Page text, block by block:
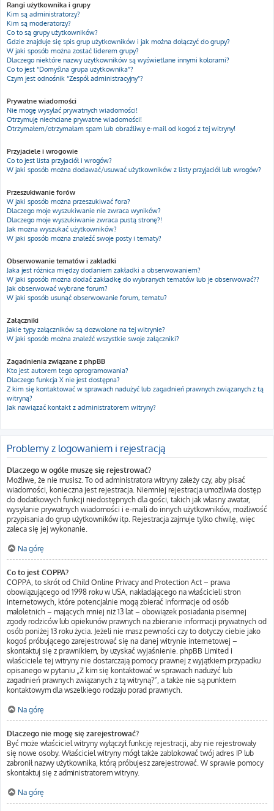
Rangi użytkownika i grupy
Kim są administratorzy?
Kim są moderatorzy?
Co to są grupy użytkowników?
Gdzie znajduje się spis grup użytkowników i jak można dołączyć do grupy?
W jaki sposób można zostać liderem grupy?
Dlaczego niektóre nazwy użytkowników są wyświetlane innymi kolorami?
Co to jest “Domyślna grupa użytkownika”?
Czym jest odnośnik “Zespół administracyjny”?
Prywatne wiadomości
Nie mogę wysyłać prywatnych wiadomości!
Otrzymuję niechciane prywatne wiadomości!
Otrzymałem/otrzymałam spam lub obraźliwy e-mail od kogoś z tej witryny!
Przyjaciele i wrogowie
Co to jest lista przyjaciół i wrogów?
W jaki sposób można dodawać/usuwać użytkowników z listy przyjaciół lub wrogów?
Przeszukiwanie forów
W jaki sposób można przeszukiwać fora?
Dlaczego moje wyszukiwanie nie zwraca wyników?
Dlaczego moje wyszukiwanie zwraca pustą stronę?!
Jak można wyszukać użytkowników?
W jaki sposób można znaleźć swoje posty i tematy?
Obserwowanie tematów i zakładki
Jaka jest różnica między dodaniem zakładki a obserwowaniem?
W jaki sposób można dodać zakładkę do wybranych tematów lub je obserwować??
Jak obserwować wybrane forum?
W jaki sposób usunąć obserwowanie forum, tematu?
Załączniki
Jakie typy załączników są dozwolone na tej witrynie?
W jaki sposób można znaleźć wszystkie swoje załączniki?
Zagadnienia związane z phpBB
Kto jest autorem tego oprogramowania?
Dlaczego funkcja X nie jest dostępna?
Z kim się kontaktować w sprawach nadużyć lub zagadnień prawnych związanych z tą
witryną?
Jak nawiązać kontakt z administratorem witryny?
Problemy z logowaniem i rejestracją
Dlaczego w ogóle muszę się rejestrować?
Możliwe, że nie musisz. To od administratora witryny zależy czy, aby pisać
wiadomości, konieczna jest rejestracja. Niemniej rejestracja umożliwia dostęp
do dodatkowych funkcji niedostępnych dla gości, takich jak własny awatar,
wysyłanie prywatnych wiadomości i e-maili do innych użytkowników, możliwość
przypisania do grup użytkowników itp. Rejestracja zajmuje tylko chwilę, więc
zaleca się jej wykonanie.
Na górę
Co to jest COPPA?
COPPA, to skrót od Child Online Privacy and Protection Act – prawa
obowiązującego od 1998 roku w USA, nakładającego na właścicieli stron
internetowych, które potencjalnie mogą zbierać informacje od osób
małoletnich – mających mniej niż 13 lat – obowiązek posiadania pisemnej
zgody rodziców lub opiekunów prawnych na zbieranie informacji prywatnych od
osób poniżej 13 roku życia. Jeżeli nie masz pewności czy to dotyczy ciebie jako
kogoś próbującego zarejestrować się na danej witrynie internetowej –
skontaktuj się z prawnikiem, by uzyskać wyjaśnienie. phpBB Limited i
właściciele tej witryny nie dostarczają pomocy prawnej z wyjątkiem przypadku
opisanego w pytaniu „Z kim się kontaktować w sprawach nadużyć lub
zagadnień prawnych związanych z tą witryną?”, a także nie są punktem
kontaktowym dla wszelkiego rodzaju porad prawnych.
Na górę
Dlaczego nie mogę się zarejestrować?
Być może właściciel witryny wyłączył funkcję rejestracji, aby nie rejestrowały
się nowe osoby. Właściciel witryny mógł także zablokować twój adres IP lub
zabronił nazwy użytkownika, którą próbujesz zarejestrować. W sprawie pomocy
skontaktuj się z administratorem witryny.
Na górę